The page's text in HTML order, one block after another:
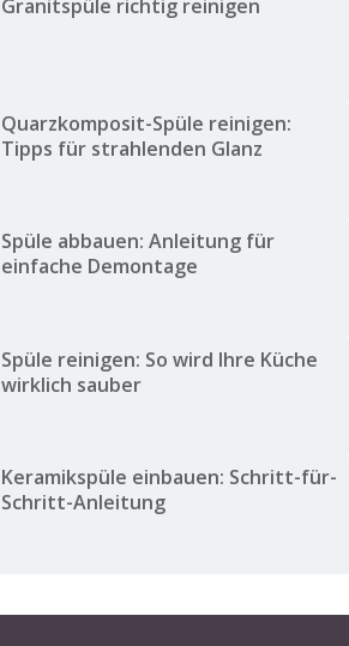
Granitspüle richtig reinigen
Quarzkomposit-Spüle reinigen:
Tipps für strahlenden Glanz
Spüle abbauen: Anleitung für
einfache Demontage
Spüle reinigen: So wird Ihre Küche
wirklich sauber
Keramikspüle einbauen: Schritt-für-
Schritt-Anleitung